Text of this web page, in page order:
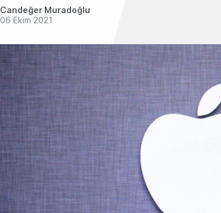
Candeğer Muradoğlu
06 Ekim 2021